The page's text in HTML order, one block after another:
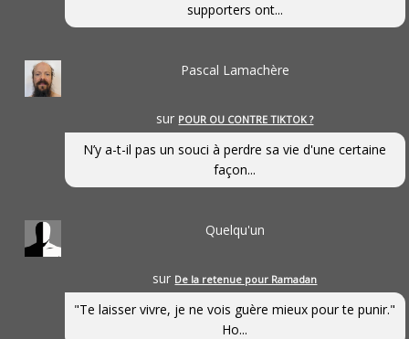
supporters ont...
Pascal Lamachère
sur POUR OU CONTRE TIKTOK ?
N’y a-t-il pas un souci à perdre sa vie d'une certaine
façon...
Quelqu'un
sur De la retenue pour Ramadan
"Te laisser vivre, je ne vois guère mieux pour te punir."
Ho...